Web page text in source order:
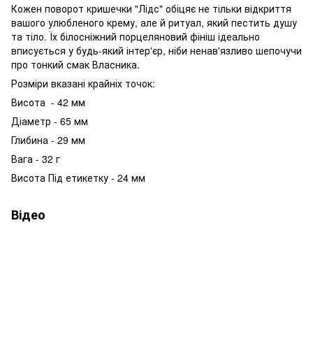
Кожен поворот кришечки "Лідс" обіцяє не тільки відкриття
вашого улюбленого крему, але й ритуал, який пестить душу
та тіло. Їх білосніжний порцеляновий фініш ідеально
вписується у будь-який інтер'єр, ніби ненав'язливо шепочучи
про тонкий смак Власника.
Розміри вказані крайніх точок:
Висота - 42 мм
Діаметр - 65 мм
Глибина - 29 мм
Вага - 32 г
Висота Під етикетку - 24 мм
Відео